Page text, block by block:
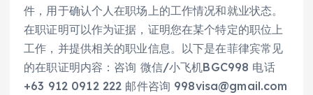
件，用于确认个人在职场上的工作情况和就业状态。
在职证明可以作为证据，证明您在某个特定的职位上
工作，并提供相关的职业信息。以下是在菲律宾常见
的在职证明内容：咨询 微信/小飞机BGC998 电话
+63 912 0912 222 邮件咨询 998visa@gmail.com